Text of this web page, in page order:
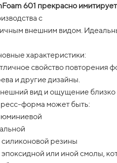
601 прекрасно
с
внешним видом.
характеристики:
свойство повторения
и другие дизайны.
вид и ощущение близко
форма может быть:
силиконовой резины
эпоксидной или иной смолы,